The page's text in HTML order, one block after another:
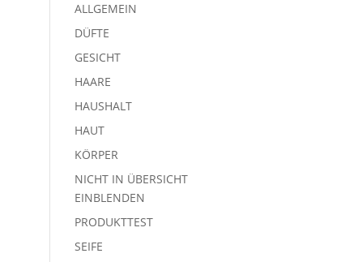
ALLGEMEIN
DÜFTE
GESICHT
HAARE
HAUSHALT
HAUT
KÖRPER
NICHT IN ÜBERSICHT
EINBLENDEN
PRODUKTTEST
SEIFE